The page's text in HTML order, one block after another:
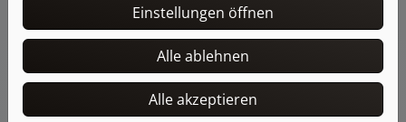
Jede Bewerbung ist bei uns in
guten Händen.
Uns ist klar, dass Siesich bei Ihrer Bewerbung mit
großer Wahrscheinlichkeit in einem bestehenden
Arbeitsverhältnis befinden. Daher ist entsprechende
Einstellungen öffnen
Alle ablehnen
Alle akzeptieren